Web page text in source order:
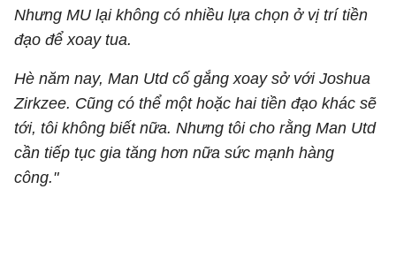
Nhưng MU lại không có nhiều lựa chọn ở vị trí tiền
đạo để xoay tua.
Hè năm nay, Man Utd cố gắng xoay sở với Joshua
Zirkzee. Cũng có thể một hoặc hai tiền đạo khác sẽ
tới, tôi không biết nữa. Nhưng tôi cho rằng Man Utd
cần tiếp tục gia tăng hơn nữa sức mạnh hàng
công."